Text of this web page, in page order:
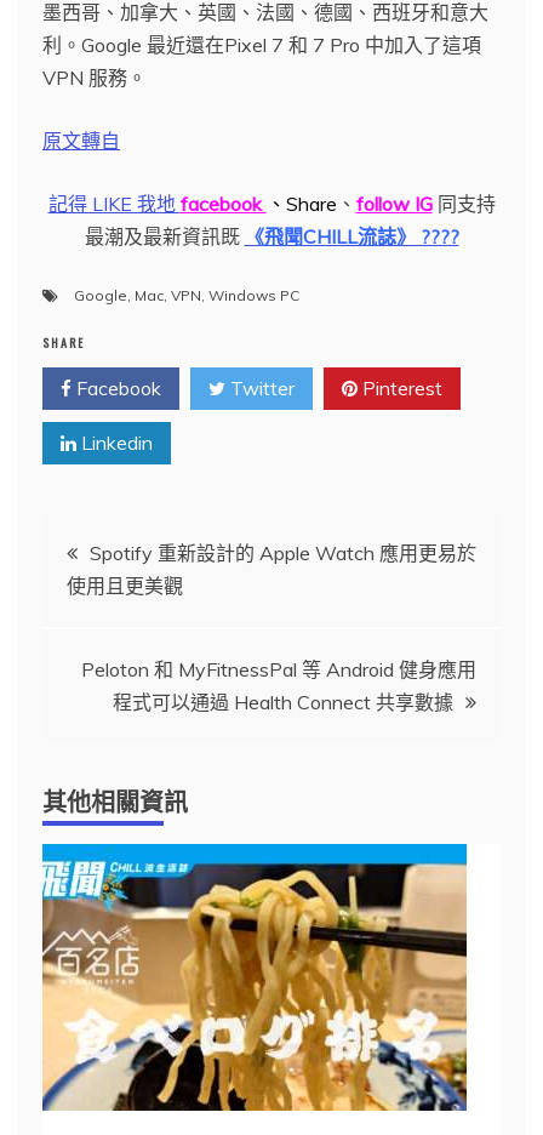
墨西哥、加拿大、英國、法國、德國、西班牙和意大
利。Google 最近還在Pixel 7 和 7 Pro 中加入了這項
VPN 服務。
原文轉自
記得 LIKE 我地 facebook 、 Share 、 follow IG同支持
最潮及最新資訊既 《飛聞CHILL流誌》 ????
Google, Mac, VPN, Windows PC
SHARE
Facebook Twitter Pinterest
Linkedin
文
章
Spotify 重新設計的 Apple Watch 應用更易於
使用且更美觀
Peloton 和 MyFitnessPal 等 Android 健身應用
程式可以通過 Health Connect 共享數據
其他相關資訊